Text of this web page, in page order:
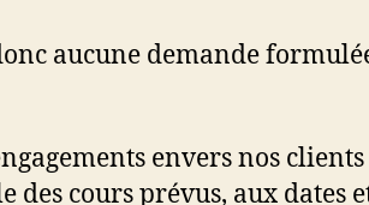
aucune demande
envers nos clients
des cours prévus, aux dates